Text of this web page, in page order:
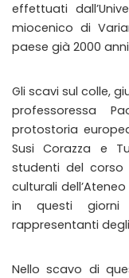
effettuati
miocenico di
paese già 2000
Gli scavi sul colle,
professoressa
protostoria
Susi Corazza e
studenti del corso
culturali
in questi
rappresentanti
Nello scavo di